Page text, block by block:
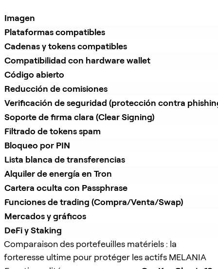
Imagen
Plataformas compatibles
Cadenas y tokens compatibles
Compatibilidad con hardware wallet
Código abierto
Reducción de comisiones
Verificación de seguridad (protección contra
Soporte de firma clara (Clear Signing)
Filtrado de tokens spam
Bloqueo por PIN
Lista blanca de transferencias
Alquiler de energía en Tron
Cartera oculta con Passphrase
Funciones de trading (Compra/Venta/Swap)
Mercados y gráficos
DeFi y Staking
Comparaison des portefeuilles matériels : la
forteresse ultime pour protéger les actifs MELANIA